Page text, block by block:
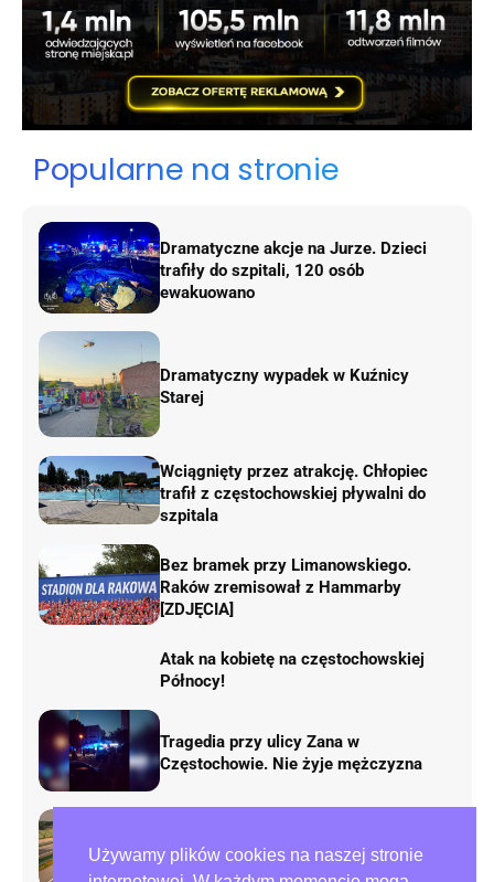
Używamy plików cookies na naszej stronie
Popularne na stronie
Dramatyczne akcje na Jurze. Dzieci
trafiły do szpitali, 120 osób
ewakuowano
Dramatyczny wypadek w Kuźnicy
Starej
Wciągnięty przez atrakcję. Chłopiec
trafił z częstochowskiej pływalni do
szpitala
Bez bramek przy Limanowskiego.
Raków zremisował z Hammarby
[ZDJĘCIA]
Atak na kobietę na częstochowskiej
Północy!
Tragedia przy ulicy Zana w
Częstochowie. Nie żyje mężczyzna
autostradzie A1. Będą duże zmiany w
ruchu